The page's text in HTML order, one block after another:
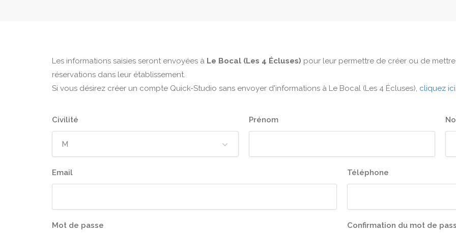
Les informations saisies seront envoyées à Le Bocal (Les 4 Écluses) pour leur permettre de créer ou de
réservations dans leur établissement.
Si vous désirez créer un compte Quick-Studio sans envoyer d'informations à Le Bocal (Les 4 Écluses), cliquez ici.
Civilité
M
Prénom
Email Téléphone
Mot de passe Confirmation du mot de